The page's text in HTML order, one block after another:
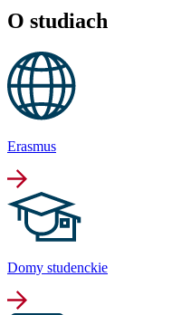
O studiach
Erasmus
Domy studenckie